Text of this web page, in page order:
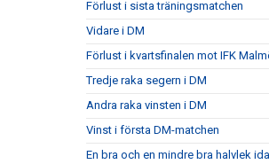
Förlust i sista träningsmatchen
Vidare i DM
Förlust i kvartsfinalen mot IFK
Tredje raka segern i DM
Andra raka vinsten i DM
Vinst i första DM-matchen
En bra och en mindre bra halvlek